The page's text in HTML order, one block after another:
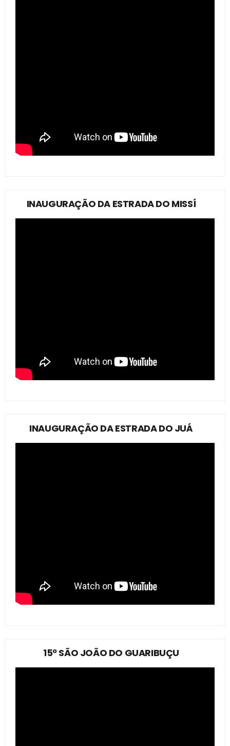
INAUGURAÇÃO DA ESTRADA DO MISSÍ
INAUGURAÇÃO DA ESTRADA DO JUÁ
15º SÃO JOÃO DO GUARIBUÇU